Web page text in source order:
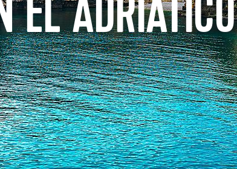
EL ADRIÁTICO